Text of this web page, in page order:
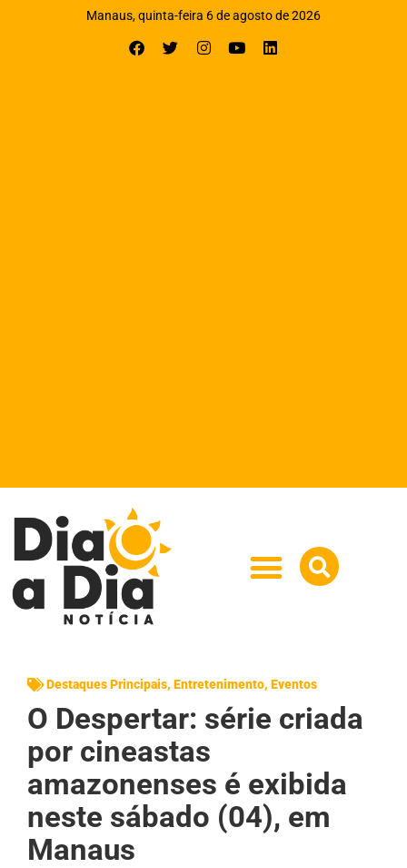
Manaus, quinta-feira 6 de agosto de 2026
Destaques Principais, Entretenimento, Eventos
O Despertar: série criada
por cineastas
amazonenses é exibida
neste sábado (04), em
Manaus